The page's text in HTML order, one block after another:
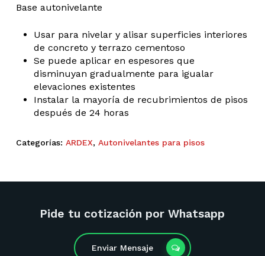
Base autonivelante
Usar para nivelar y alisar superficies interiores
de concreto y terrazo cementoso
Se puede aplicar en espesores que
disminuyan gradualmente para igualar
elevaciones existentes
Instalar la mayoría de recubrimientos de pisos
después de 24 horas
Categorías: ARDEX, Autonivelantes para pisos
Pide tu cotización por Whatsapp
Enviar Mensaje